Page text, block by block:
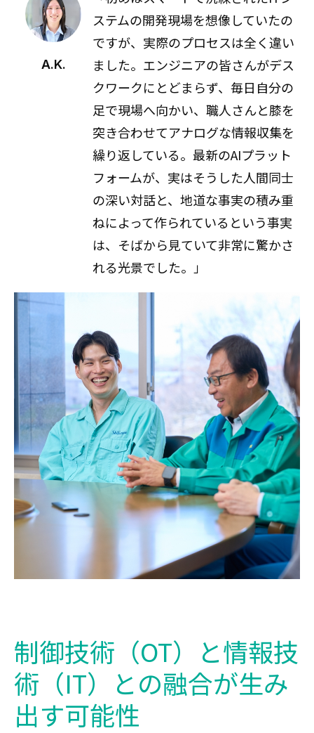
A.K.
ステムの開発現場を想像していたの
ですが、実際のプロセスは全く違い
ました。エンジニアの皆さんがデス
クワークにとどまらず、毎日自分の
足で現場へ向かい、職人さんと膝を
突き合わせてアナログな情報収集を
繰り返している。最新のAIプラット
フォームが、実はそうした人間同士
の深い対話と、地道な事実の積み重
ねによって作られているという事実
は、そばから見ていて非常に驚かさ
れる光景でした。」
制御技術（OT）と情報技
術（IT）との融合が生み
出す可能性